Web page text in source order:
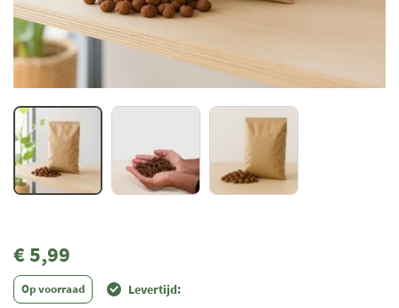
€ 5,99
Op voorraad Levertijd: